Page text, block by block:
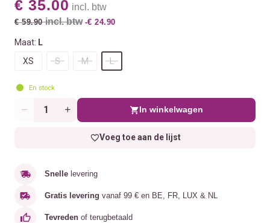
€ 35.00 incl. btw
€ 59.90incl. btw -€ 24.90
Maat: L
XS
S M L
En stock
Aantal In winkelwagen
Voeg toe aan de lijst
Snelle levering
Gratis levering vanaf 99 € en BE, FR, LUX & NL
Tevreden of terugbetaald